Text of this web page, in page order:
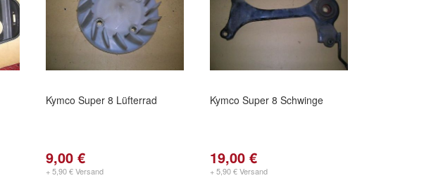
Kymco Super 8 Lüfterrad
9,00 €
+ 5,90 € Versand
Kymco Super 8 Schwinge
19,00 €
+ 5,90 € Versand